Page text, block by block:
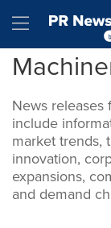
Hamburger
News
include
market trends,
innovation,
expansions,
and demand